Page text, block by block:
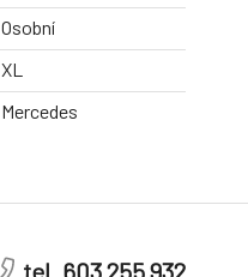
Osobní
XL
Mercedes